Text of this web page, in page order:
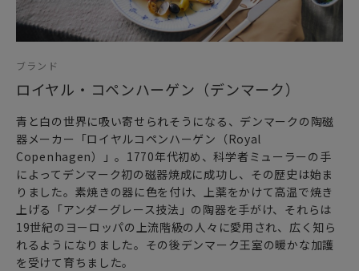
ブランド
ロイヤル・コペンハーゲン（デンマーク）
青と白の世界に吸い寄せられそうになる、デンマークの陶磁
器メーカー「ロイヤルコペンハーゲン（Royal
Copenhagen）」。1770年代初め、科学者ミューラーの手
によってデンマーク初の磁器焼成に成功し、その歴史は始ま
りました。素焼きの器に色を付け、上薬をかけて高温で焼き
上げる「アンダーグレース技法」の陶器を手がけ、それらは
19世紀のヨーロッパの上流階級の人々に愛用され、広く知ら
れるようになりました。その後デンマーク王室の暖かな加護
を受けて育ちました。